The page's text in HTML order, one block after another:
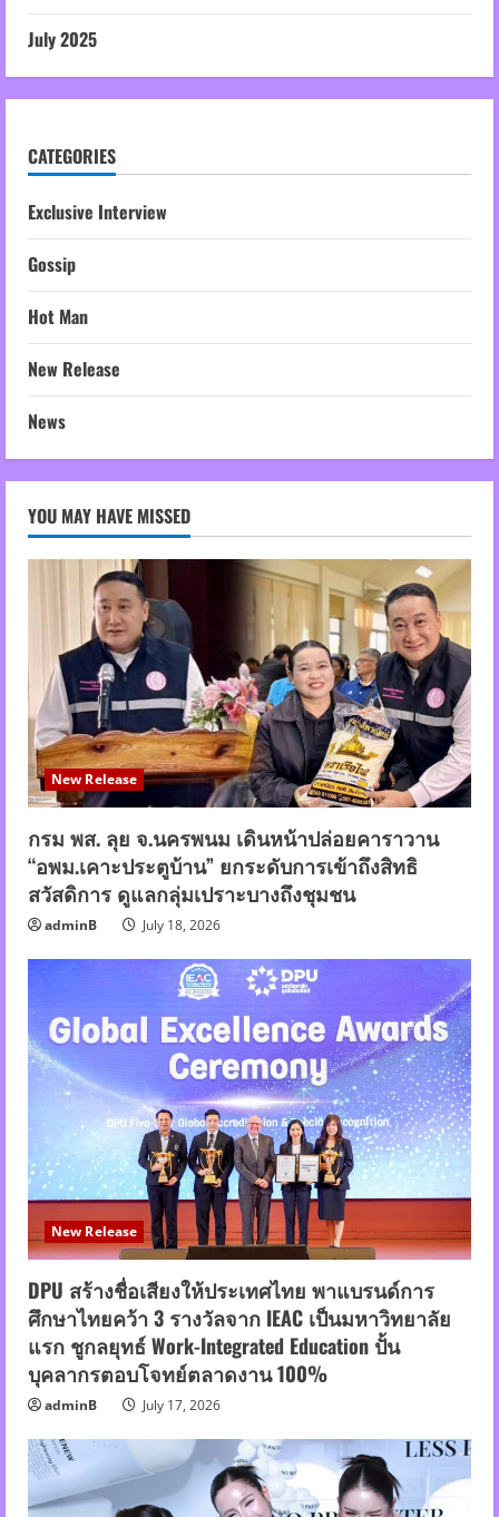
July 2025
CATEGORIES
Exclusive Interview
Gossip
Hot Man
New Release
News
YOU MAY HAVE MISSED
New Release
กรม พส. ลุย จ.นครพนม เดินหน้าปล่อยคาราวาน
“อพม.เคาะประตูบ้าน” ยกระดับการเข้าถึงสิทธิ
สวัสดิการ ดูแลกลุ่มเปราะบางถึงชุมชน
adminB July 18, 2026
New Release
DPU สร้างชื่อเสียงให้ประเทศไทย พาแบรนด์การ
ศึกษาไทยคว้า 3 รางวัลจาก IEAC เป็นมหาวิทยาลัย
แรก ชูกลยุทธ์ Work-Integrated Education ปั้น
บุคลากรตอบโจทย์ตลาดงาน 100%
adminB July 17, 2026